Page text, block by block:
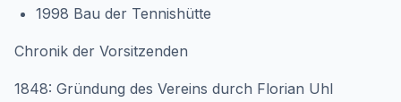
1998 Bau der Tennishütte
Chronik der Vorsitzenden
1848: Gründung des Vereins durch Florian Uhl